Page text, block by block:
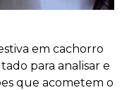
em cachorro
para analisar e
que acometem o